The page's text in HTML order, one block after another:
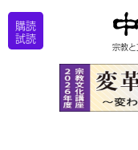
購読
試読
宗教